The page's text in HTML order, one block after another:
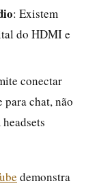
: Existem
do HDMI e
conectar
chat, não
demonstra